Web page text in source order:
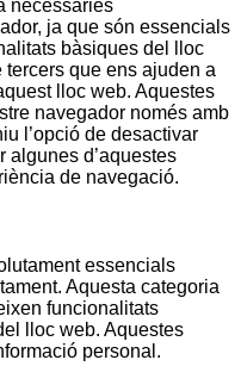
necessàries
ja que són essencials
bàsiques del lloc
que ens ajuden a
lloc web. Aquestes
navegador només amb
l’opció de desactivar
algunes d’aquestes
de navegació.
essencials
Aquesta categoria
funcionalitats
lloc web. Aquestes
personal.